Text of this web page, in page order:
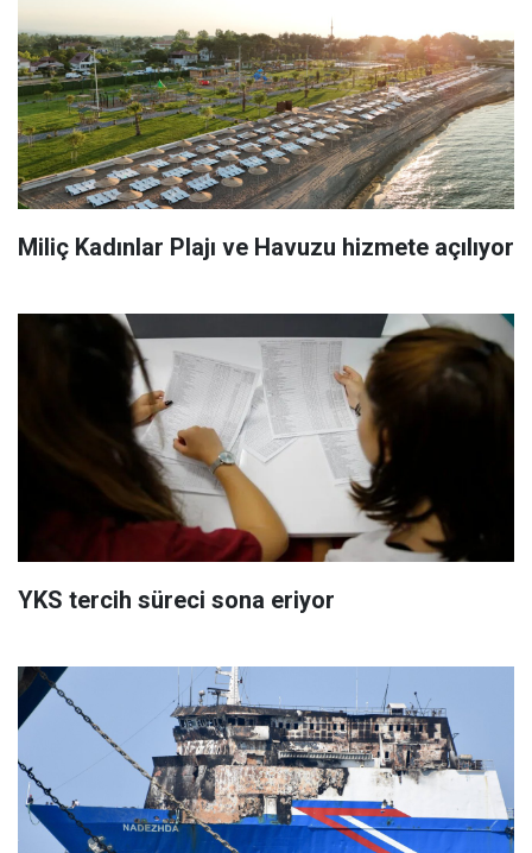
Miliç Kadınlar Plajı ve Havuzu hizmete açılıyor
YKS tercih süreci sona eriyor